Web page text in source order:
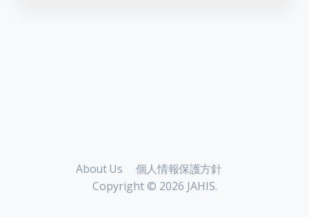
About Us
個人情報保護方針
Copyright © 2026 JAHIS.